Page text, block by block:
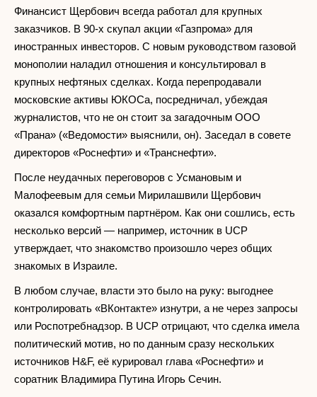
Финансист Щербович всегда работал для крупных
заказчиков. В 90-х скупал акции «Газпрома» для
иностранных инвесторов. С новым руководством газовой
монополии наладил отношения и консультировал в
крупных нефтяных сделках. Когда перепродавали
московские активы ЮКОСа, посредничал, убеждая
журналистов, что не он стоит за загадочным ООО
«Прана» («Ведомости» выяснили, он). Заседал в совете
директоров «Роснефти» и «Транснефти».
После неудачных переговоров с Усмановым и
Малофеевым для семьи Мирилашвили Щербович
оказался комфортным партнёром. Как они сошлись, есть
несколько версий — например, источник в UCP
утверждает, что знакомство произошло через общих
знакомых в Израиле.
В любом случае, власти это было на руку: выгоднее
контролировать «ВКонтакте» изнутри, а не через запросы
или Роспотребнадзор. В UCP отрицают, что сделка имела
политический мотив, но по данным сразу нескольких
источников H&F, её курировал глава «Роснефти» и
соратник Владимира Путина Игорь Сечин.